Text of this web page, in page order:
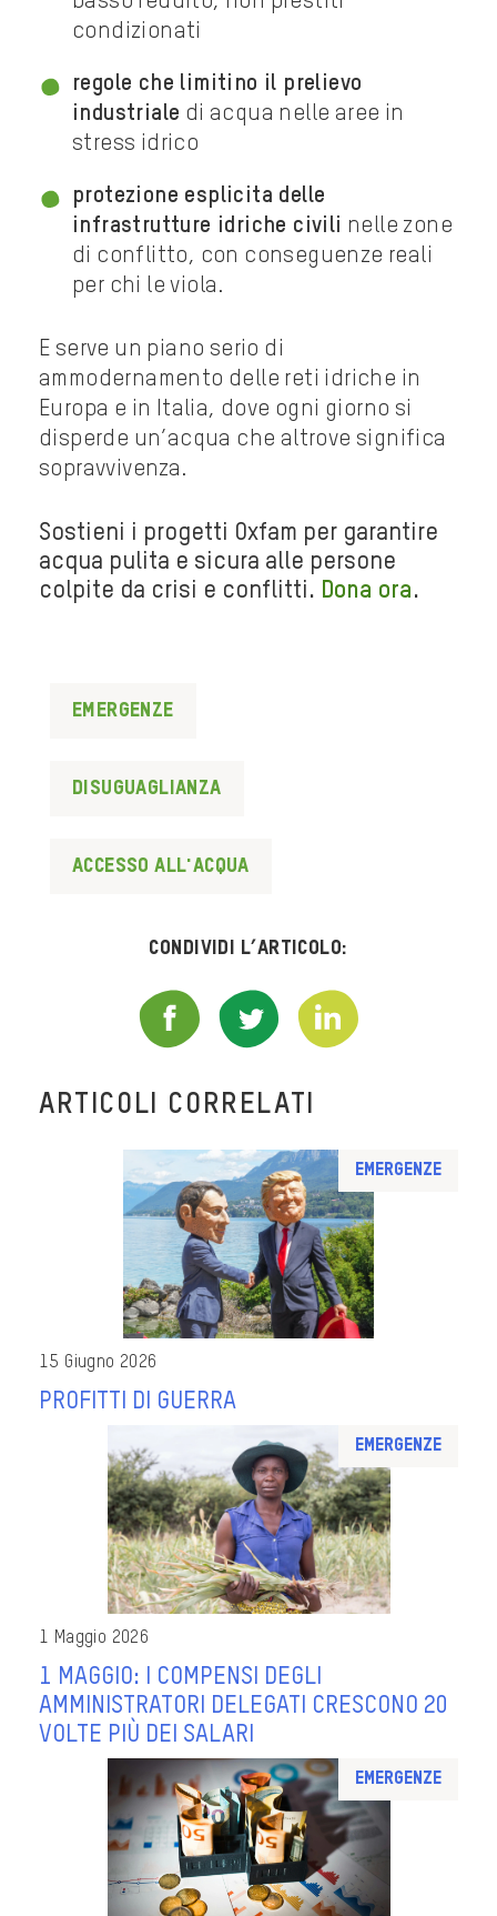
condizionati
regole che limitino il prelievo
industriale di acqua nelle aree in
stress idrico
protezione esplicita delle
infrastrutture idriche civili nelle zone
di conflitto, con conseguenze reali
per chi le viola.
E serve un piano serio di
ammodernamento delle reti idriche in
Europa e in Italia, dove ogni giorno si
disperde un’acqua che altrove significa
sopravvivenza.
Sostieni i progetti Oxfam per garantire
acqua pulita e sicura alle persone
colpite da crisi e conflitti. Dona ora.
Emergenze
disuguaglianza
accesso all'acqua
Condividi l’articolo:
ARTICOLI CORRELATI
Emergenze
15 Giugno 2026
PROFITTI DI GUERRA
Emergenze
1 Maggio 2026
1 MAGGIO: I COMPENSI DEGLI
AMMINISTRATORI DELEGATI CRESCONO 20
VOLTE PIÙ DEI SALARI
Emergenze